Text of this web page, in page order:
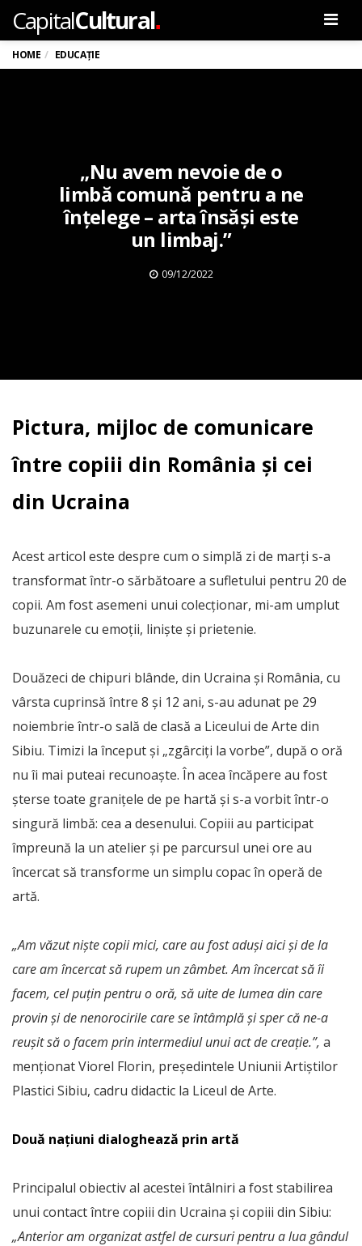
CapitalCultural.
HOME EDUCAȚIE
„Nu avem nevoie de o
limbă comună pentru a ne
înțelege – arta însăși este
un limbaj.”
09/12/2022
Pictura, mijloc de comunicare
între copiii din România și cei
din Ucraina
Acest articol este despre cum o simplă zi de marți s-a
transformat într-o sărbătoare a sufletului pentru 20 de
copii. Am fost asemeni unui colecționar, mi-am umplut
buzunarele cu emoții, liniște și prietenie.
Douăzeci de chipuri blânde, din Ucraina și România, cu
vârsta cuprinsă între 8 și 12 ani, s-au adunat pe 29
noiembrie într-o sală de clasă a Liceului de Arte din
Sibiu. Timizi la început și „zgârciți la vorbe”, după o oră
nu îi mai puteai recunoaște. În acea încăpere au fost
șterse toate granițele de pe hartă și s-a vorbit într-o
singură limbă: cea a desenului. Copiii au participat
împreună la un atelier și pe parcursul unei ore au
încercat să transforme un simplu copac în operă de
artă.
„Am văzut niște copii mici, care au fost aduși aici și de la
care am încercat să rupem un zâmbet. Am încercat să îi
facem, cel puțin pentru o oră, să uite de lumea din care
provin și de nenorocirile care se întâmplă și sper că ne-a
reușit să o facem prin intermediul unui act de creație.”, a
menționat Viorel Florin, președintele Uniunii Artiștilor
Plastici Sibiu, cadru didactic la Liceul de Arte.
Două națiuni dialoghează prin artă
Principalul obiectiv al acestei întâlniri a fost stabilirea
unui contact între copiii din Ucraina și copiii din Sibiu:
„Anterior am organizat astfel de cursuri pentru a lua gândul